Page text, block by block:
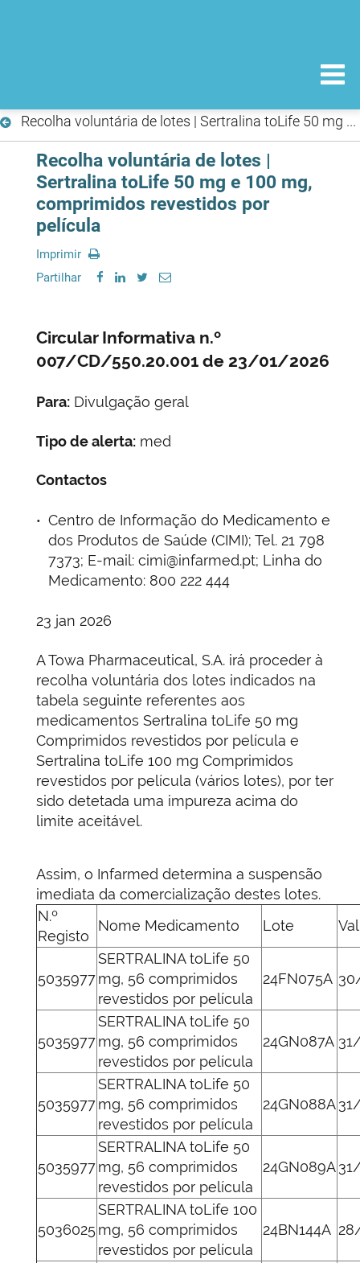
Recolha voluntária de lotes | Sertralina toLife 50 mg e 100 mg, comprimidos revestidos por película
Recolha voluntária de lotes |
Sertralina toLife 50 mg e 100 mg,
comprimidos revestidos por
película
Imprimir
Partilhar
Circular Informativa n.º
007/CD/550.20.001 de 23/01/2026
Para: Divulgação geral
Tipo de alerta: med
Contactos
Centro de Informação do Medicamento e
dos Produtos de Saúde (CIMI); Tel. 21 798
7373; E-mail: cimi@infarmed.pt; Linha do
Medicamento: 800 222 444
23 jan 2026
A Towa Pharmaceutical, S.A. irá proceder à
recolha voluntária dos lotes indicados na
tabela seguinte referentes aos
medicamentos Sertralina toLife 50 mg
Comprimidos revestidos por película e
Sertralina toLife 100 mg Comprimidos
revestidos por película (vários lotes), por ter
sido detetada uma impureza acima do
limite aceitável.
Assim, o Infarmed determina a suspensão
imediata da comercialização destes lotes.
N.º
Registo
Nome Medicamento Lote
5035977
SERTRALINA toLife 50
mg, 56 comprimidos
revestidos por película
24FN075A
5035977
SERTRALINA toLife 50
mg, 56 comprimidos
revestidos por película
24GN087A
5035977
SERTRALINA toLife 50
mg, 56 comprimidos
revestidos por película
24GN088A
5035977
SERTRALINA toLife 50
mg, 56 comprimidos
revestidos por película
24GN089A
5036025
SERTRALINA toLife 100
mg, 56 comprimidos
revestidos por película
24BN144A